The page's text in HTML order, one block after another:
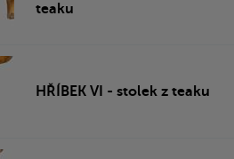
teaku
HŘÍBEK VI - stolek z teaku